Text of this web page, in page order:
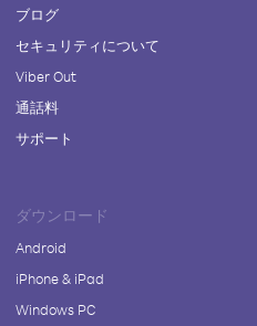
ブログ
セキュリティについて
Viber Out
通話料
サポート
ダウンロード
Android
iPhone & iPad
Windows PC